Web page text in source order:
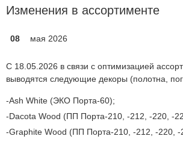
Изменения в ассортименте
08 мая 2026
С 18.05.2026 в связи с оптимизацией
выводятся следующие декоры (полотна,
Ash White (ЭКО Порта-60);
Dacota Wood (ПП Порта-210, -212, -220, -
Graphite Wood (ПП Порта-210, -212, -220, -